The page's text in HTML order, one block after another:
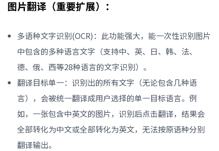
图片翻译（重要扩展）：
多语种文字识别(OCR)：此功能强大，能一次性识别图片
中包含的多种语言文字（支持中、英、日、韩、法、
德、俄、西等28种语言的文字识别）。
翻译目标单一：识别出的所有文字（无论包含几种语
言），会被统一翻译成用户选择的单一目标语言。例
如，一张包含中英文的图片，识别后点击翻译，结果会
全部转化为中文或全部转化为英文，无法按原语种分别
翻译输出。